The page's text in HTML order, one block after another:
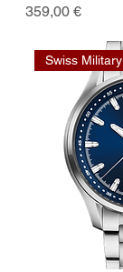
Preço
359,00 €
Swiss Military